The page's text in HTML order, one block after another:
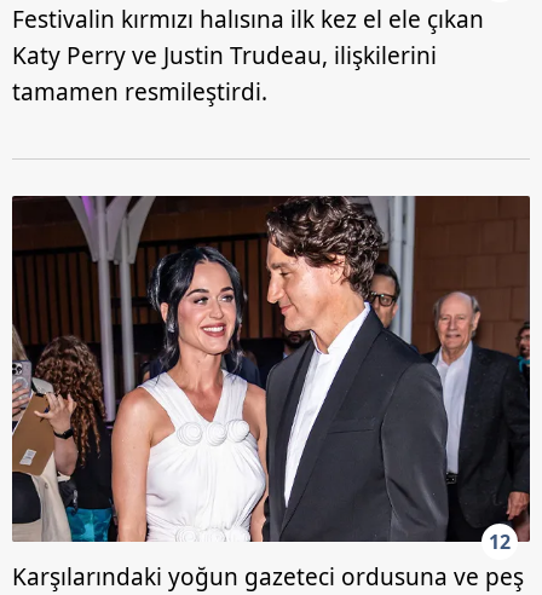
Festivalin kırmızı halısına ilk kez el ele çıkan
Katy Perry ve Justin Trudeau, ilişkilerini
tamamen resmileştirdi.
12
Karşılarındaki yoğun gazeteci ordusuna ve peş